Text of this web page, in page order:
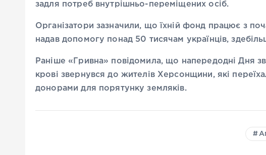
задля потреб внутрішньо-переміщених осіб.
Організатори зазначили, що їхній фонд працює з
надав допомогу понад 50 тисячам українців,
Раніше «Гривна» повідомила, що напередодні Дня
крові звернувся до жителів Херсонщини, які
донорами для порятунку земляків.